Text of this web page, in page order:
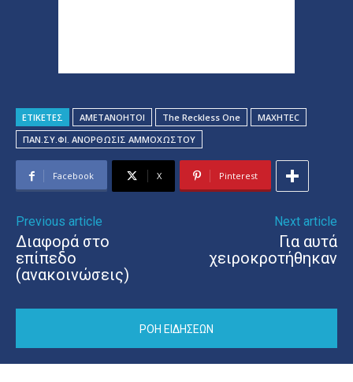
ΕΤΙΚΕΤΕΣ AMETANOHTOI The Reckless One
ΜΑΧΗΤΕC
ΠΑΝ.ΣΥ.ΦΙ. ΑΝΟΡΘΩΣΙΣ ΑΜΜΟΧΩΣΤΟΥ
Facebook X Pinterest
Previous article
Διαφορά στο
επίπεδο
(ανακοινώσεις)
Next article
Για αυτά
χειροκροτήθηκαν
ΡΟΗ ΕΙΔΗΣΕΩΝ